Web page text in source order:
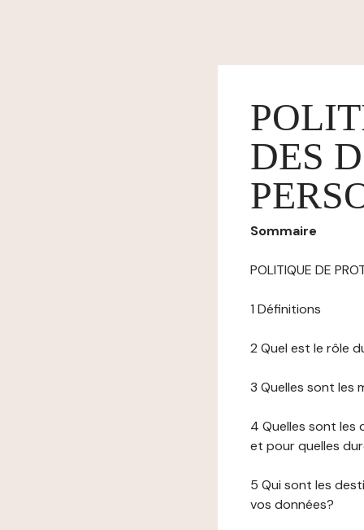
DES
Sommaire
POLITIQUE DE
1 Définitions
2 Quel est le rôle
3 Quelles sont les
4 Quelles sont les
et pour quelles
5 Qui sont les
vos données?